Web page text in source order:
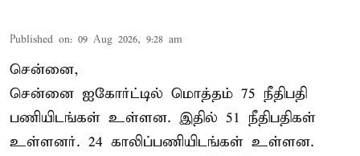
Published on: 09 Aug 2026, 9:28 am
சென்னை,
சென்னை ஐகோர்ட்டில் மொத்தம் 75 நீதிபதி
பணியிடங்கள் உள்ளன. இதில் 51 நீதிபதிகள்
உள்ளனர். 24 காலிப்பணியிடங்கள் உள்ளன.